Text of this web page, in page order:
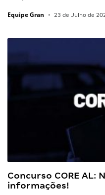
Equipe Gran • 23 de Julho de
Concurso CORE AL:
informações!